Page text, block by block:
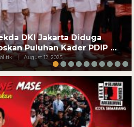
DKI Jakarta Diduga
Puluhan Kader PDIP …
| August 12, 2025